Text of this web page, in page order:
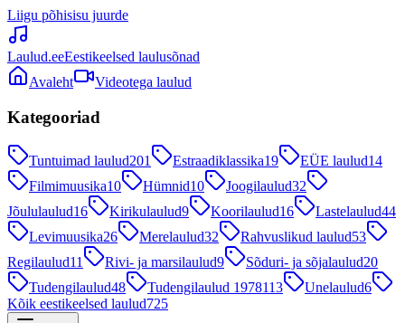
Liigu põhisisu juurde
Laulud.eeEestikeelsed laulusõnad
Avaleht
Videotega laulud
Kategooriad
Tuntuimad laulud201 Estraadiklassika19 EÜE laulud14
Filmimuusika10 Hümnid10 Joogilaulud32
Jõululaulud16 Kirikulaulud9 Koorilaulud16 Lastelaulud44
Levimuusika26 Merelaulud32 Rahvuslikud laulud53
Regilaulud11 Rivi- ja marsilaulud9 Sõduri- ja sõjalaulud20
Tudengilaulud48 Tudengilaulud 1978113 Unelaulud6
Kõik eestikeelsed laulud725